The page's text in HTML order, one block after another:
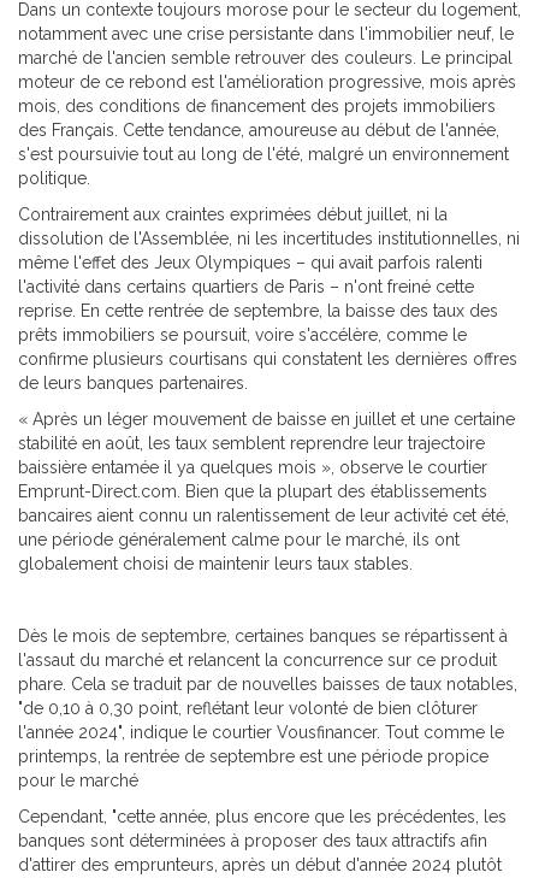
Dans un contexte toujours morose pour le secteur du logement,
notamment avec une crise persistante dans l'immobilier neuf, le
marché de l'ancien semble retrouver des couleurs. Le principal
moteur de ce rebond est l'amélioration progressive, mois après
mois, des conditions de financement des projets immobiliers
des Français. Cette tendance, amoureuse au début de l'année,
s'est poursuivie tout au long de l'été, malgré un environnement
politique.
Contrairement aux craintes exprimées début juillet, ni la
dissolution de l'Assemblée, ni les incertitudes institutionnelles, ni
même l'effet des Jeux Olympiques – qui avait parfois ralenti
l'activité dans certains quartiers de Paris – n'ont freiné cette
reprise. En cette rentrée de septembre, la baisse des taux des
prêts immobiliers se poursuit, voire s'accélère, comme le
confirme plusieurs courtisans qui constatent les dernières offres
de leurs banques partenaires.
« Après un léger mouvement de baisse en juillet et une certaine
stabilité en août, les taux semblent reprendre leur trajectoire
baissière entamée il ya quelques mois », observe le courtier
Emprunt-Direct.com. Bien que la plupart des établissements
bancaires aient connu un ralentissement de leur activité cet été,
une période généralement calme pour le marché, ils ont
globalement choisi de maintenir leurs taux stables.
Dès le mois de septembre, certaines banques se répartissent à
l'assaut du marché et relancent la concurrence sur ce produit
phare. Cela se traduit par de nouvelles baisses de taux notables,
"de 0,10 à 0,30 point, reflétant leur volonté de bien clôturer
l'année 2024", indique le courtier Vousfinancer. Tout comme le
printemps, la rentrée de septembre est une période propice
pour le marché
Cependant, "cette année, plus encore que les précédentes, les
banques sont déterminées à proposer des taux attractifs afin
d'attirer des emprunteurs, après un début d'année 2024 plutôt